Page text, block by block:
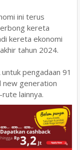
ini terus
kereta
kereta ekonomi
tahun 2024.
pengadaan 91
generation
lainnya.